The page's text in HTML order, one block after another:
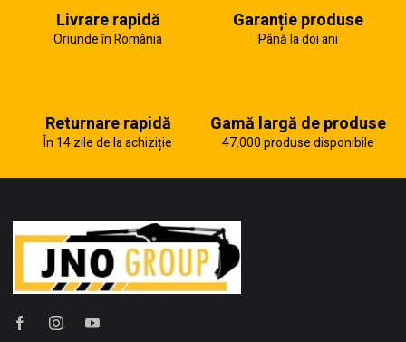
Livrare rapidă
Oriunde în România
Garanție produse
Până la doi ani
Returnare rapidă
În 14 zile de la achiziție
Gamă largă de produse
47.000 produse disponibile